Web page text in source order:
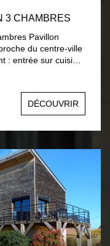
3 CHAMBRES
Pavillon
du centre-ville
: entrée sur cuisine
avec porte
dont une
douche, wc.
de-chaussée et
roulants
DÉCOUVRIR